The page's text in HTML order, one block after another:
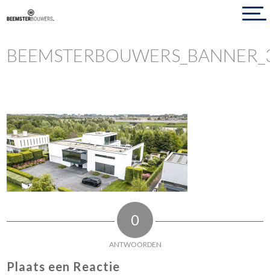
0
ANTWOORDEN
Plaats een Reactie